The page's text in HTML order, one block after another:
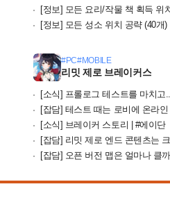
[정보] 모든 요리/작물 책 획득 위
[정보] 모든 성소 위치 공략 (40개
#PC#MOBILE
리밋 제로 브레이커스
[소식] 프롤로그 테스트를 마치고
[잡담] 테스트 때는 로비에 온라
[소식] 브레이커 스토리 | #에이단
[잡담] 리밋 제로 엔드 콘텐츠는
[잡담] 오픈 버전 맵은 얼마나 클